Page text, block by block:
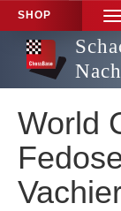
SHOP
World